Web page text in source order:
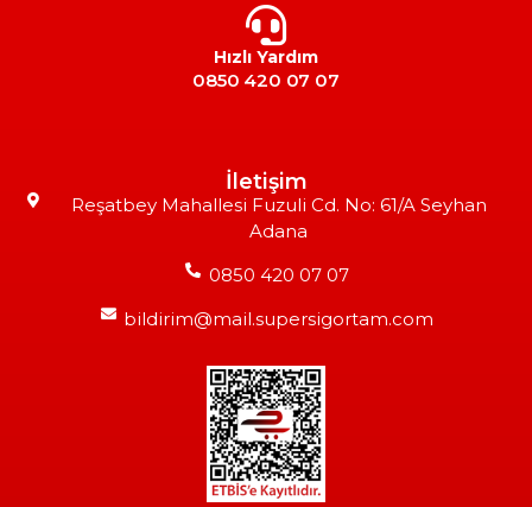
Hızlı Yardım
0850 420 07 07
İletişim
Reşatbey Mahallesi Fuzuli Cd. No: 61/A Seyhan
Adana
0850 420 07 07
bildirim@mail.supersigortam.com